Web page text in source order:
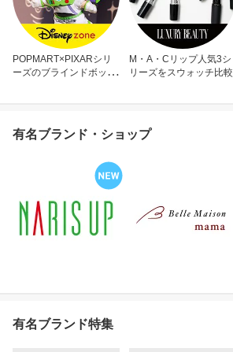
POPMART×PIXARシリ
ーズのブラインドボック
M・A・Cリップ人気3シ
リーズをスウォッチ比較
有名ブランド・ショップ
有名ブランド特集